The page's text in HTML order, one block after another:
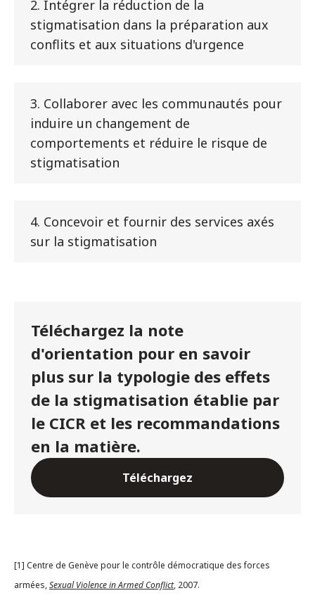
2. Intégrer la réduction de la
stigmatisation dans la préparation aux
conflits et aux situations d'urgence
3. Collaborer avec les communautés pour
induire un changement de
comportements et réduire le risque de
stigmatisation
4. Concevoir et fournir des services axés
sur la stigmatisation
Téléchargez la note
d'orientation pour en savoir
plus sur la typologie des effets
de la stigmatisation établie par
le CICR et les recommandations
en la matière.
Téléchargez
[1] Centre de Genève pour le contrôle démocratique des forces
armées,Sexual Violence in Armed Conflict, 2007.